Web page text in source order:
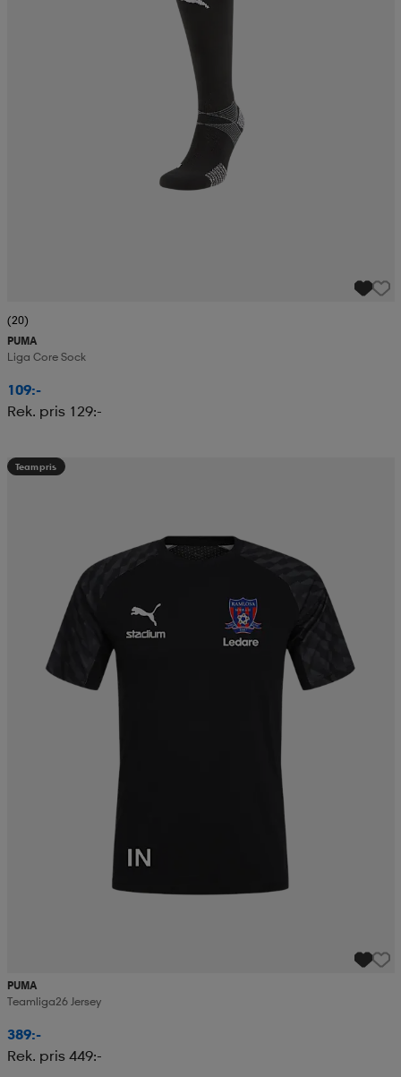
(20)
PUMA
Liga Core Sock
109:-
Rek. pris 129:-
Teampris
PUMA
Teamliga26 Jersey
389:-
Rek. pris 449:-